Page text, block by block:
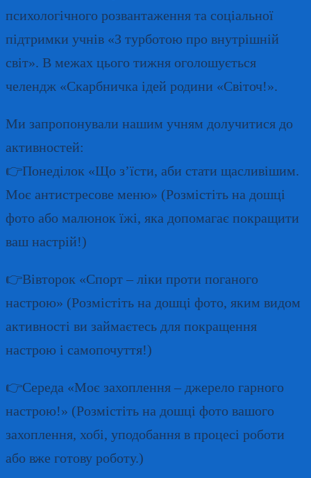
психологічного розвантаження та соціальної
підтримки учнів «З турботою про внутрішній
світ». В межах цього тижня оголошується
челендж «Скарбничка ідей родини «Світоч!».
Ми запропонували нашим учням долучитися до
активностей:
👉Понеділок «Що з’їсти, аби стати щасливішим.
Моє антистресове меню» (Розмістіть на дошці
фото або малюнок їжі, яка допомагає покращити
ваш настрій!)
👉Вівторок «Спорт – ліки проти поганого
настрою» (Розмістіть на дошці фото, яким видом
активності ви займаєтесь для покращення
настрою і самопочуття!)
👉Середа «Моє захоплення – джерело гарного
настрою!» (Розмістіть на дошці фото вашого
захоплення, хобі, уподобання в процесі роботи
або вже готову роботу.)